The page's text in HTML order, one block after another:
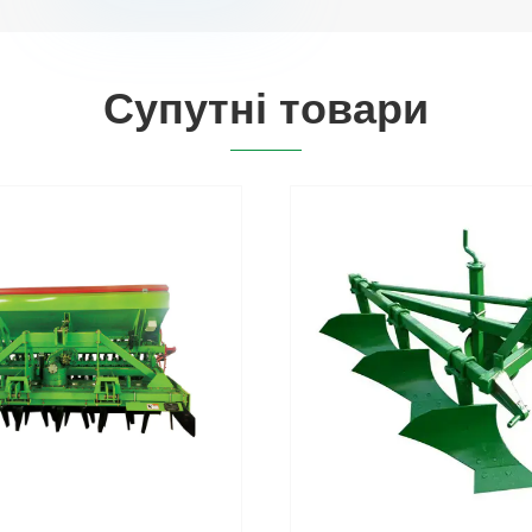
Супутні товари